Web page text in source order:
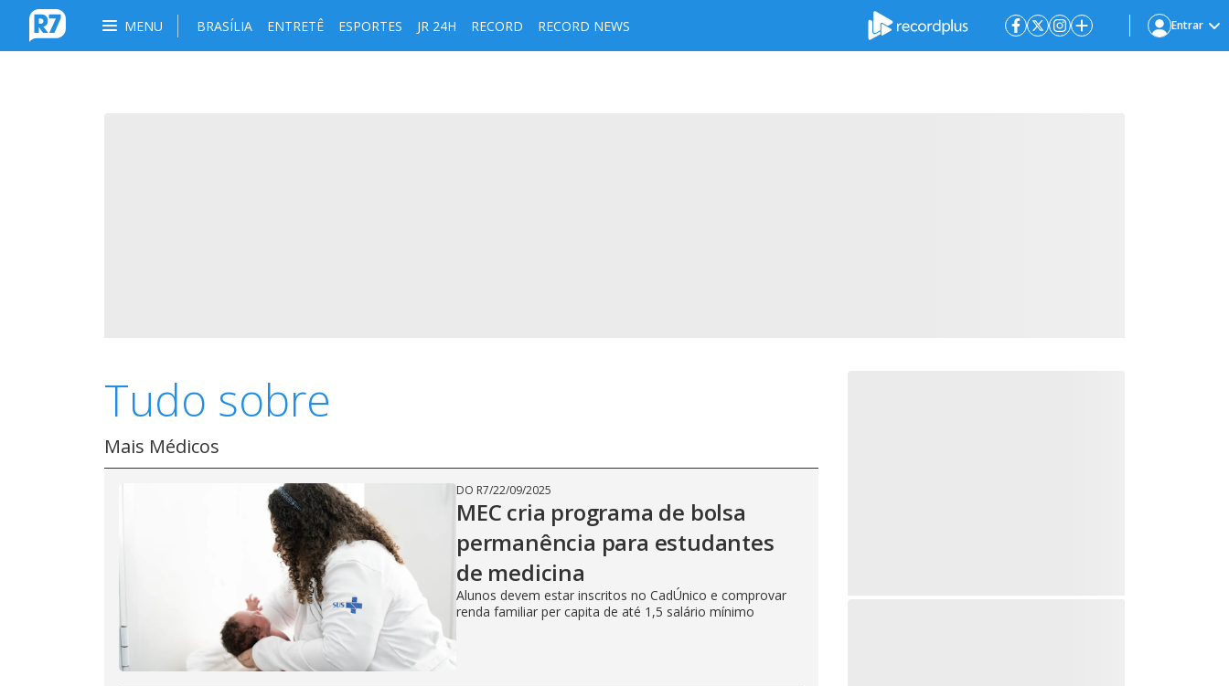
MENU BRASÍLIA ENTRETÊ ESPORTES JR 24H RECORD RECORD NEWS Entrar
Tudo sobre
Mais Médicos
DO R7/22/09/2025
MEC cria programa de bolsa
permanência para estudantes
de medicina
Alunos devem estar inscritos no CadÚnico e comprovar
renda familiar per capita de até 1,5 salário mínimo